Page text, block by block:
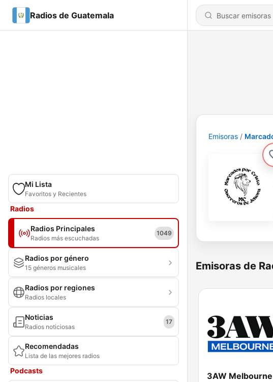
Radios de Guatemala
Mi Lista
Favoritos y Recientes
Radios
Radios Principales
Radios más escuchadas
1049
Radios por género
15 géneros musicales
Radios por regiones
Radios locales
Noticias
Radios noticiosas
17
Recomendadas
Lista de las mejores radios
Podcasts
Emisoras
Emisoras de
3AW Melbourne